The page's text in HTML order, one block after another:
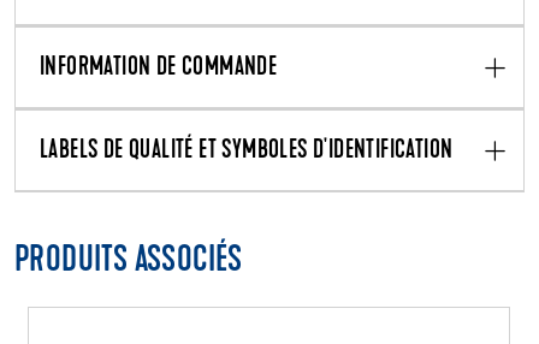
INFORMATION DE COMMANDE
LABELS DE QUALITÉ ET SYMBOLES D'IDENTIFICATION
PRODUITS ASSOCIÉS